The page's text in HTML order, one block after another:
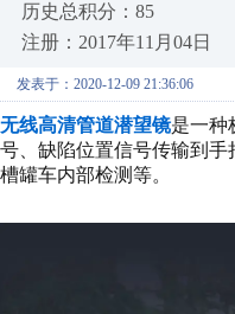
历史总积分：85
注册：2017年11月04日
发表于：2020-12-09 21:36:06
无线高清管道潜望镜是一种
号、缺陷位置信号传输到
槽罐车内部检测等。